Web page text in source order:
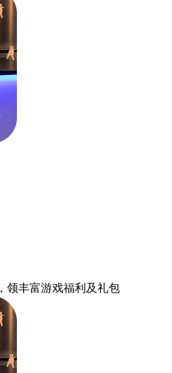
，领丰富游戏福利 及礼包